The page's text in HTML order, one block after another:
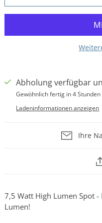
Abholung verfügbar
Gewöhnlich fertig in 4 Stunden
Ladeninformationen anzeigen
Ihre
7,5 Watt High Lumen Spot
Lumen!